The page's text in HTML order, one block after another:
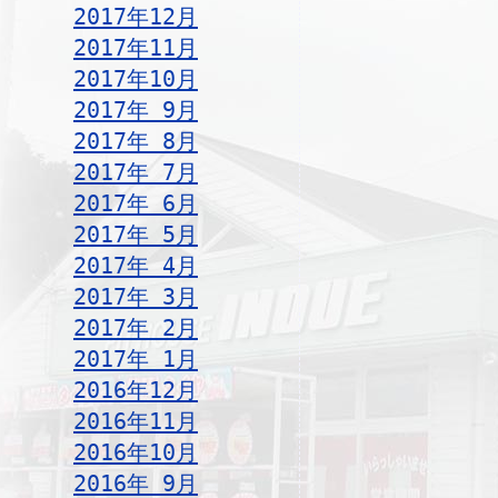
2017年12月
2017年11月
2017年10月
2017年 9月
2017年 8月
2017年 7月
2017年 6月
2017年 5月
2017年 4月
2017年 3月
2017年 2月
2017年 1月
2016年12月
2016年11月
2016年10月
2016年 9月